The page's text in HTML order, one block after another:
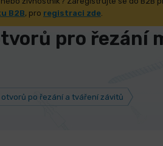
B2B, pro registraci zde.
Průměry otvorů po řezání a tváření závitů
pro řezání
otvorů po řezání a tváření závitů